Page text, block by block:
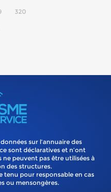
320
sur l’annuaire des
sont déclaratives et n’ont
peuvent pas être utilisées à
des structures.
tenu pour responsable en cas
ou mensongères.